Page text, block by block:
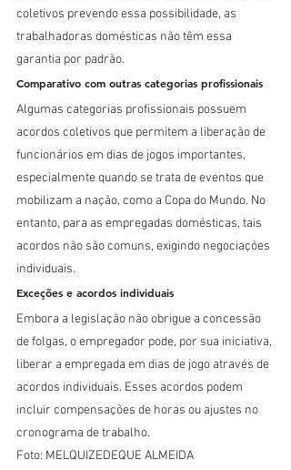
coletivos prevendo essa possibilidade, as
trabalhadoras domésticas não têm essa
garantia por padrão.
Comparativo com outras categorias profissionais
Algumas categorias profissionais possuem
acordos coletivos que permitem a liberação de
funcionários em dias de jogos importantes,
especialmente quando se trata de eventos que
mobilizam a nação, como a Copa do Mundo. No
entanto, para as empregadas domésticas, tais
acordos não são comuns, exigindo negociações
individuais.
Exceções e acordos individuais
Embora a legislação não obrigue a concessão
de folgas, o empregador pode, por sua iniciativa,
liberar a empregada em dias de jogo através de
acordos individuais. Esses acordos podem
incluir compensações de horas ou ajustes no
cronograma de trabalho.
Foto: MELQUIZEDEQUE ALMEIDA